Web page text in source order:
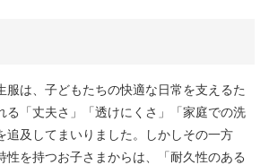
服は、子どもたちの快適な日常を支えるた
る「丈夫さ」「透けにくさ」「家庭での洗
追及してまいりました。しかしその一方
性を持つお子さまからは、「耐久性のある